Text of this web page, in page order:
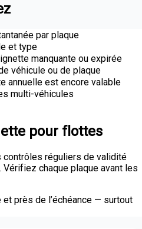
par plaque
et type
manquante ou expirée
véhicule ou de plaque
annuelle est encore valable
multi-véhicules
pour flottes
réguliers de validité
chaque plaque avant les
près de l’échéance — surtout